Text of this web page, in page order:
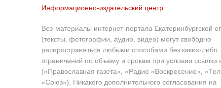
Информационно-издательский центр
Все материалы интернет-портала Екатеринбургской
(тексты, фотографии, аудио, видео) могут свободно
распространяться любыми способами без каких-либо
ограничений по объёму и срокам при условии ссылки
(«Православная газета», «Радио «Воскресение»,
«Союз»). Никакого дополнительного согласования на